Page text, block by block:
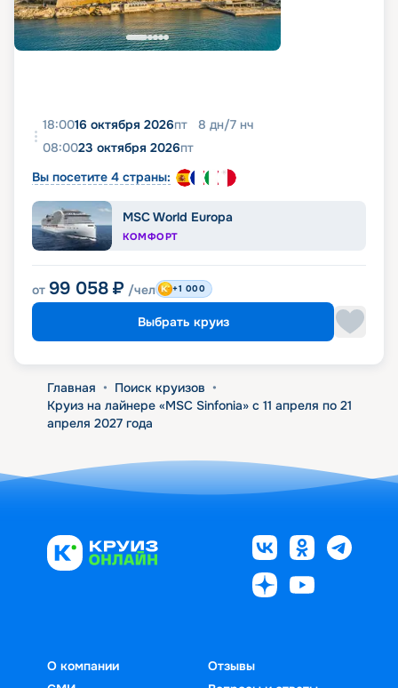
18:0016 октября 2026пт 8 дн/7 нч
08:0023 октября 2026пт
Вы посетите 4 страны:
MSC World Europa
КОМФОРТ
от 99 058 ₽ /чел +1 000
Выбрать круиз
Главная • Поиск круизов •
Круиз на лайнере «MSC Sinfonia» с 11 апреля по 21
апреля 2027 года
О компании
Отзывы